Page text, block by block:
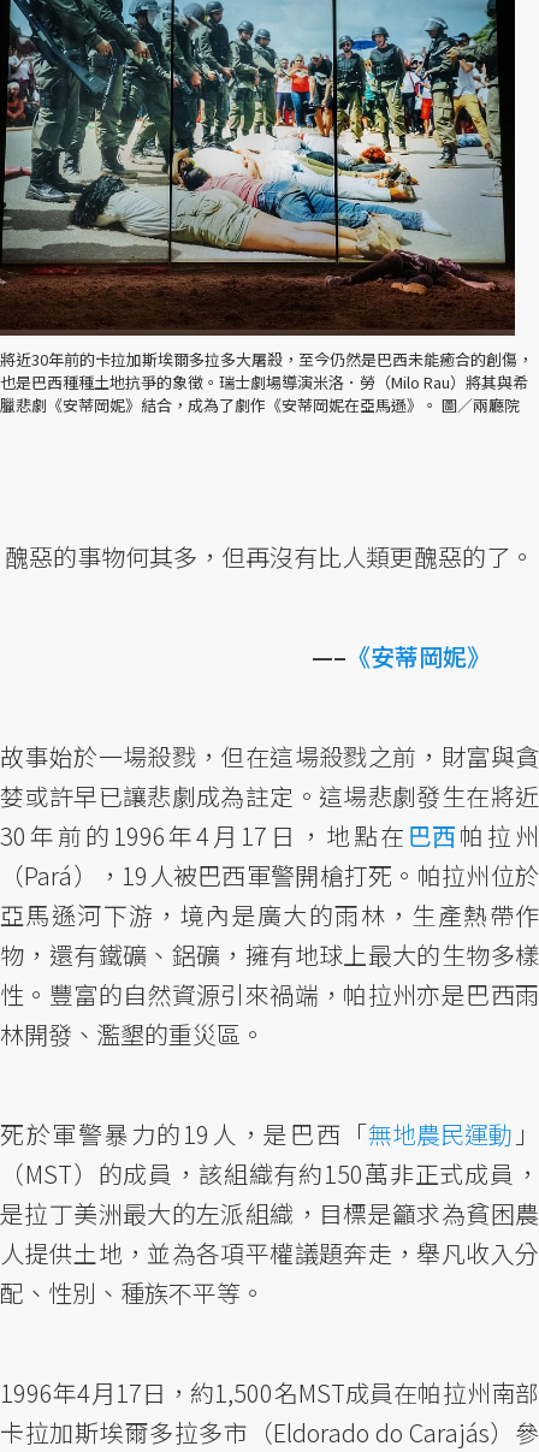
將近30年前的卡拉加斯埃爾多拉多大屠殺，至今仍然是巴西未能癒合的創傷，
也是巴西種種土地抗爭的象徵。瑞士劇場導演米洛．勞（Milo Rau）將其與希
臘悲劇《安蒂岡妮》結合，成為了劇作《安蒂岡妮在亞馬遜》。 圖／兩廳院
醜惡的事物何其多，但再沒有比人類更醜惡的了。
—– 《安蒂岡妮》
故事始於一場殺戮，但在這場殺戮之前，財富與貪
婪或許早已讓悲劇成為註定。這場悲劇發生在將近
30年前的1996年4月17日，地點在 巴西帕拉州
（Pará），19人被巴西軍警開槍打死。帕拉州位於
亞馬遜河下游，境內是廣大的雨林，生產熱帶作
物，還有鐵礦、鋁礦，擁有地球上最大的生物多樣
性。豐富的自然資源引來禍端，帕拉州亦是巴西雨
林開發、濫墾的重災區。
死於軍警暴力的19人，是巴西「無地農民運動 」
（MST）的成員，該組織有約150萬非正式成員，
是拉丁美洲最大的左派組織，目標是籲求為貧困農
人提供土地，並為各項平權議題奔走，舉凡收入分
配、性別、種族不平等。
1996年4月17日，約1,500名MST成員在帕拉州南部
卡拉加斯埃爾多拉多市（Eldorado do Carajás）參